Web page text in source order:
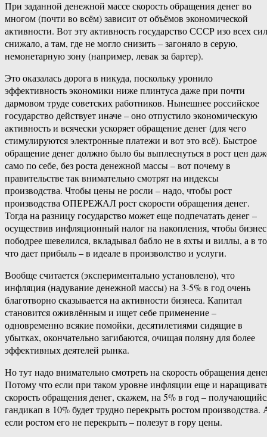
При заданной денежной массе скорость обращения денег во
многом (почти во всём) зависит от объёмов экономической
активности. Вот эту активность государство СССР изо всех сил
снижало, а там, где не могло снизить – загоняло в серую,
немонетарную зону (например, левак за бартер).
Это оказалась дорога в никуда, поскольку уронило
эффективность экономики ниже плинтуса даже при почти
дармовом труде советских работников. Нынешнее российское
государство действует иначе – оно отпустило экономическую
активность и всячески ускоряет обращение денег (для чего
стимулируются электронные платежи и вот это всё). Быстрое
обращение денег должно было бы выплеснуться в рост цен
само по себе, без роста денежной массы – вот почему в
правительстве так внимательно смотрят на индексы
производства. Чтобы цены не росли – надо, чтобы рост
производства ОПЕРЕЖАЛ рост скорости обращения денег.
Тогда на разницу государство может еще подпечатать денег –
осуществив инфляционный налог на накопления, чтобы бизнес
пободрее шевелился, вкладывал бабло не в яхты и виллы, а в
что дает прибыль – в идеале в произволство и услуги.
Вообще считается (экспериментально установлено), что
инфляция (надувание денежной массы) на 3-5% в год очень
благотворно сказывается на активности бизнеса. Капитал
становится оживлённым и ищет себе применение –
одновременно всякие помойки, десятилетиями сидящие в
убытках, окончательно загибаются, очищая поляну для более
эффективных деятелей рынка.
Но тут надо внимательно смотреть на скорость обращения
Потому что если при таком уровне инфляции еще и
скорость обращения денег, скажем, на 5% в год –
гандикап в 10% будет трудно перекрыть ростом производства.
если ростом его не перекрыть – полезут в гору цены.